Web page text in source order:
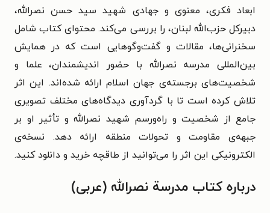
ابعاد فکری، معنوی و جهادی شهید سید حسن نصرالله،
دبیرکل حزب‌الله لبنان، را بررسی می‌کند. محتوای کتاب شامل
سخنرانی‌ها، مقالات و گفت‌وگوهایی است که در همایش
بین‌المللی مدرسه نصرالله با حضور اندیشمندان، علما و
شخصیت‌های برجسته‌ی جهان اسلام ارائه شده‌اند. این اثر
تلاش کرده است تا با گردآوری دیدگاه‌های مختلف تصویری
جامع از شخصیت و راه‌ورسم شهید نصرالله و تأثیر او بر
جبهه‌ی مقاومت و تحولات منطقه ارائه دهد. نسخه‌ی
الکترونیکی این اثر را می‌توانید از طاقچه خرید و دانلود کنید.
درباره کتاب مدرسة نصرالله (عربی)